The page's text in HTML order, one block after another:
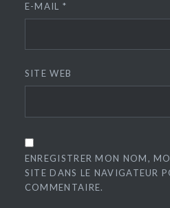
E-MAIL *
SITE WEB
ENREGISTRER MON NOM,
SITE DANS LE NAVIGATEUR
COMMENTAIRE.